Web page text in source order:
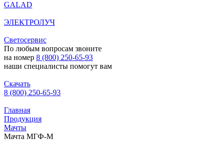
GALAD
ЭЛЕКТРОЛУЧ
Светосервис
По любым вопросам звоните
на номер 8 (800) 250-65-93
наши специалисты помогут вам
Скачать
8 (800) 250-65-93
Главная
Продукция
Мачты
Мачта МГФ-М